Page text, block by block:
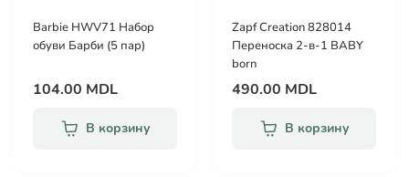
Barbie HWV71 Набор
обуви Барби (5 пар)
104.00 MDL
В корзину
Zapf Creation 828014
Переноска 2-в-1 BABY
born
490.00 MDL
В корзину